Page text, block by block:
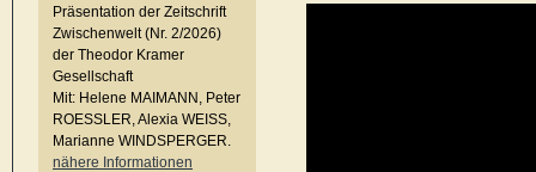
Präsentation der Zeitschrift
Zwischenwelt (Nr. 2/2026)
der Theodor Kramer
Gesellschaft
Mit: Helene MAIMANN, Peter
ROESSLER, Alexia WEISS,
Marianne WINDSPERGER.
nähere Informationen